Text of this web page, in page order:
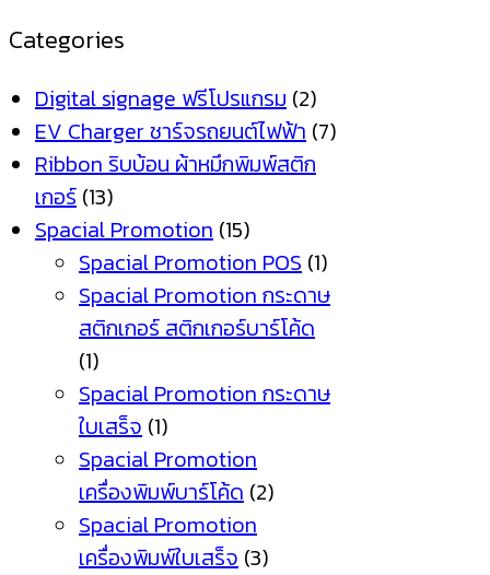
Categories
Digital signage ฟรีโปรแกรม (2)
EV Charger ชาร์จรถยนต์ไฟฟ้า (7)
Ribbon ริบบ้อน ผ้าหมึกพิมพ์สติก
เกอร์ (13)
Spacial Promotion (15)
Spacial Promotion POS (1)
Spacial Promotion กระดาษ
สติกเกอร์ สติกเกอร์บาร์โค้ด
(1)
Spacial Promotion กระดาษ
ใบเสร็จ (1)
Spacial Promotion
เครื่องพิมพ์บาร์โค้ด (2)
Spacial Promotion
เครื่องพิมพ์ใบเสร็จ (3)